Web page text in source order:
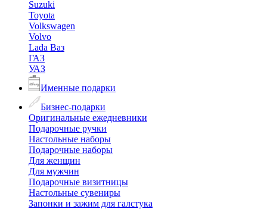
Suzuki
Toyota
Volkswagen
Volvo
Lada Ваз
ГАЗ
УАЗ
Именные подарки
Бизнес-подарки
Оригинальные ежедневники
Подарочные ручки
Настольные наборы
Подарочные наборы
Для женщин
Для мужчин
Подарочные визитницы
Настольные сувениры
Запонки и зажим для галстука